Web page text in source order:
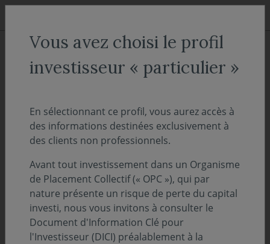
Aller au menu
Aller au contenu
ACCUEIL Décryptages
PERSPECTIVES ÉCONOMIQUES ET FINANCIÈRES 31 octobre 2023
Découvrez et téléchargez l'intégralité de notre
suivi des marchés de la semaine - 30 octobre
2023
Vous avez choisi le profil
investisseur « particulier »
En sélectionnant ce profil, vous aurez accès à
des informations destinées exclusivement à
des clients non professionnels.
Avant tout investissement dans un Organisme
de Placement Collectif (« OPC »), qui par
nature présente un risque de perte du capital
investi, nous vous invitons à consulter le
Document d'Information Clé pour
l'Investisseur (DICI) préalablement à la